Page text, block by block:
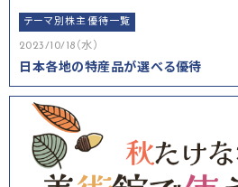
テーマ別株主優待一覧
2023/10/18（水）
日本各地の特産品が選べる優待